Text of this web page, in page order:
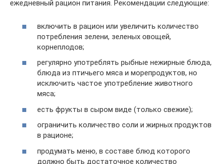
ежедневный рацион питания. Рекомендации следующие:
включить в рацион или увеличить количество
потребления зелени, зеленых овощей,
корнеплодов;
регулярно употреблять рыбные нежирные блюда,
блюда из птичьего мяса и морепродуктов, но
исключить частое употребление животного
мяса;
есть фрукты в сыром виде (только свежие);
ограничить количество соли и жирных продуктов
в рационе;
продумать меню, в составе блюд которого
должно быть достаточное количество